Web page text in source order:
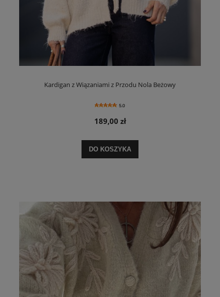
Kardigan z Wiązaniami z Przodu Nola Beżowy
5.0
189,00 zł
DO KOSZYKA